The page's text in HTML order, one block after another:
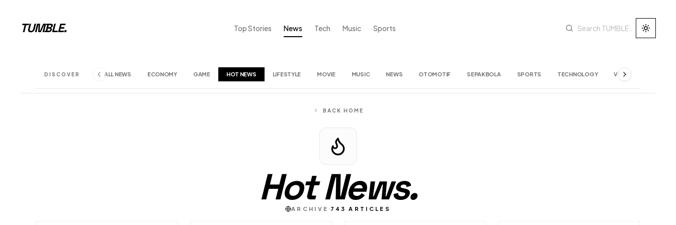
TUMBLE. Top Stories News Tech Music Sports Toggle
DISCOVER ALL NEWS ECONOMY GAME HOT NEWS LIFESTYLE MOVIE MUSIC NEWS OTOMOTIF SEPAKBOLA SPORTS TECHNOLOGY VIRAL
BACK HOME
Hot News.
ARCHIVE 743 ARTICLES